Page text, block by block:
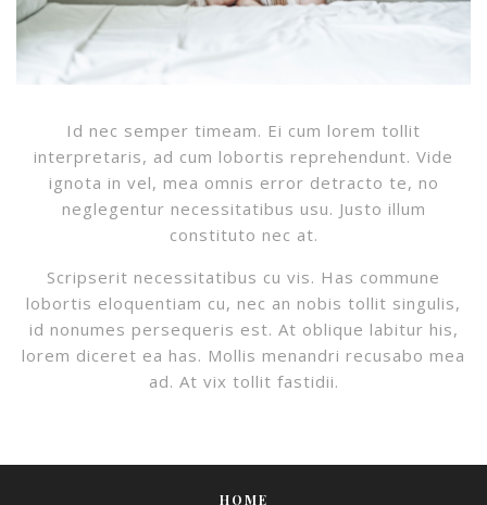
Id nec semper timeam. Ei cum lorem tollit
interpretaris, ad cum lobortis reprehendunt. Vide
ignota in vel, mea omnis error detracto te, no
neglegentur necessitatibus usu. Justo illum
constituto nec at.
Scripserit necessitatibus cu vis. Has commune
lobortis eloquentiam cu, nec an nobis tollit singulis,
id nonumes persequeris est. At oblique labitur his,
lorem diceret ea has. Mollis menandri recusabo mea
ad. At vix tollit fastidii.
HOME